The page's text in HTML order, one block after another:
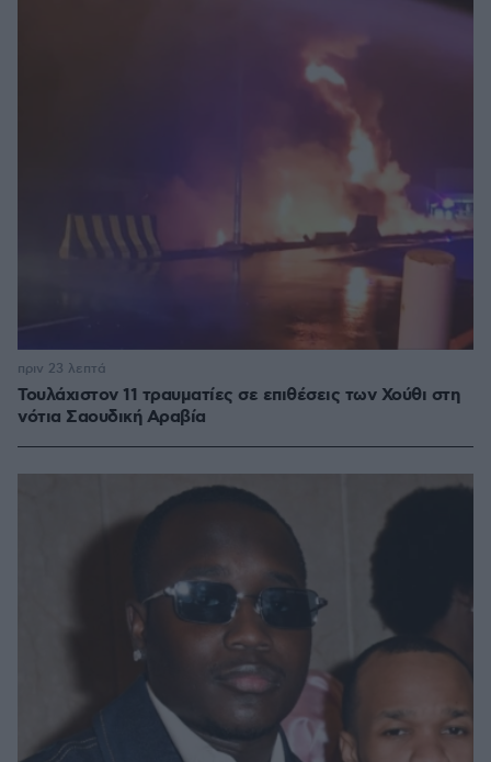
Τουλάχιστον 11 τραυματίες σε επιθέσεις των Χούθι στη
νότια Σαουδική Αραβία
πριν 23 λεπτά